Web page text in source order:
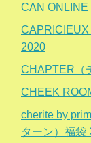
CAN ONLINE
CAPRICIEUX
2020
CHAPTER（
CHEEK
cherite by
ターン）福袋